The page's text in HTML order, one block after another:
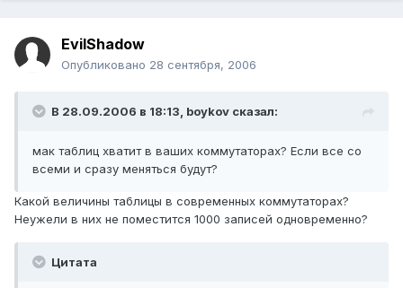
EvilShadow
Опубликовано 28 сентября, 2006
В 28.09.2006 в 18:13, boykov сказал:
мак таблиц хватит в ваших коммутаторах? Если все со
всеми и сразу меняться будут?
Какой величины таблицы в современных коммутаторах?
Неужели в них не поместится 1000 записей одновременно?
Цитата